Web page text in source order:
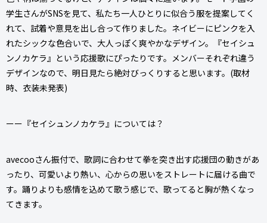
学生さんがSNSを見て、私たち一人ひとりに似合う服を提案してく
れて、試着や意見を出し合って作りました。ネイビーにピンクを入
れたシックな色合いで、大人っぽく爽やかなデザイン。『セイシュ
ンノカケラ』という応援歌にぴったりです。メンバーそれぞれ違う
デザインなので、明日見たら絶対びっくりすると思います。(取材
時、衣装未発表)
ーー『セイシュンノカケラ』については？
avecooさん振付で、歌詞に合わせて拳を突き出す応援団の動きがあ
ったり、可愛いより熱い、心からの思いをストレートに届ける曲で
す。踊りよりも感情を込めて歌う感じで、歌ってると胸が熱くなっ
てきます。